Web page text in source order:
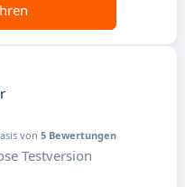
von 5 Bewertungen
Testversion